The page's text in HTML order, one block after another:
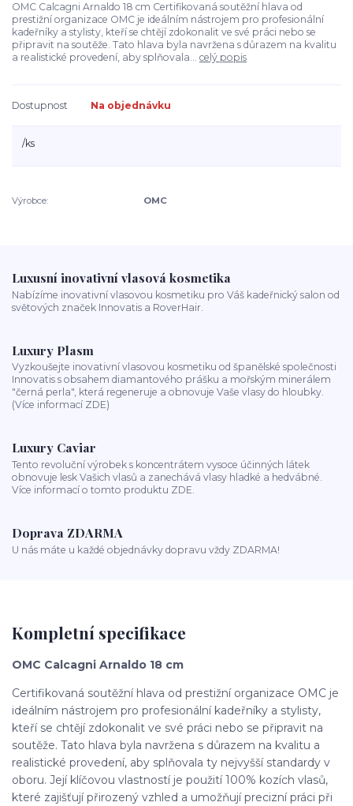
OMC Calcagni Arnaldo 18 cm Certifikovaná soutěžní hlava od
prestižní organizace OMC je ideálním nástrojem pro profesionální
kadeřníky a stylisty, kteří se chtějí zdokonalit ve své práci nebo se
připravit na soutěže. Tato hlava byla navržena s důrazem na kvalitu
a realistické provedení, aby splňovala... celý popis
Dostupnost Na objednávku
/ks
Výrobce: OMC
Luxusní inovativní vlasová kosmetika
Nabízíme inovativní vlasovou kosmetiku pro Váš kadeřnický salon od
světových značek Innovatis a RoverHair.
Luxury Plasm
Vyzkoušejte inovativní vlasovou kosmetiku od španělské společnosti
Innovatis s obsahem diamantového prášku a mořským minerálem
"černá perla", která regeneruje a obnovuje Vaše vlasy do hloubky.
(Více informací ZDE)
Luxury Caviar
Tento revoluční výrobek s koncentrátem vysoce účinných látek
obnovuje lesk Vašich vlasů a zanechává vlasy hladké a hedvábné.
Více informací o tomto produktu ZDE.
Doprava ZDARMA
U nás máte u každé objednávky dopravu vždy ZDARMA!
Kompletní specifikace
OMC Calcagni Arnaldo 18 cm
Certifikovaná soutěžní hlava od prestižní organizace OMC je
ideálním nástrojem pro profesionální kadeřníky a stylisty,
kteří se chtějí zdokonalit ve své práci nebo se připravit na
soutěže. Tato hlava byla navržena s důrazem na kvalitu a
realistické provedení, aby splňovala ty nejvyšší standardy v
oboru. Její klíčovou vlastností je použití 100% kozích vlasů,
které zajišťují přirozený vzhled a umožňují precizní práci při